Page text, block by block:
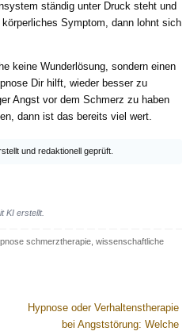
ständig unter Druck steht und
Symptom, dann lohnt sich
keine Wunderlösung, sondern einen
Dir hilft, wieder besser zu
Angst vor dem Schmerz zu haben
dann ist das bereits viel wert.
und redaktionell geprüft.
KI erstellt.
schmerztherapie, wissenschaftliche
Hypnose oder Verhaltenstherapie
bei Angststörung: Welche